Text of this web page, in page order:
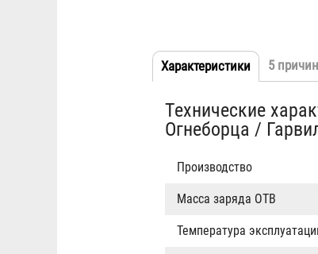
Табы
Характеристики (активная
5
Технические
Огнеборца /
Производство
Масса заряда ОТВ
Температура